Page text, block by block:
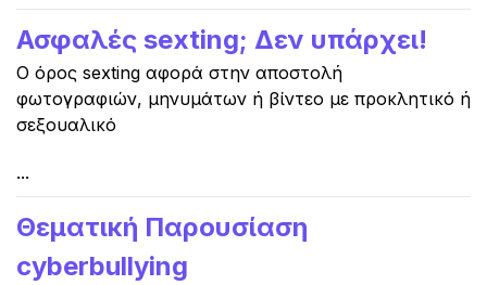
Ασφαλές sexting; Δεν υπάρχει!
Ο όρος sexting αφορά στην αποστολή
φωτογραφιών, μηνυμάτων ή βίντεο με προκλητικό ή
σεξουαλικό
...
Θεματική Παρουσίαση
cyberbullying